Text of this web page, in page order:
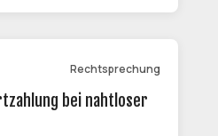
Rechtsprechung
bei nahtloser